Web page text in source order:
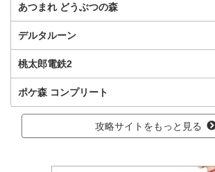
あつまれ どうぶつの森
デルタルーン
桃太郎電鉄2
ポケ森 コンプリート
攻略サイトをもっと見る